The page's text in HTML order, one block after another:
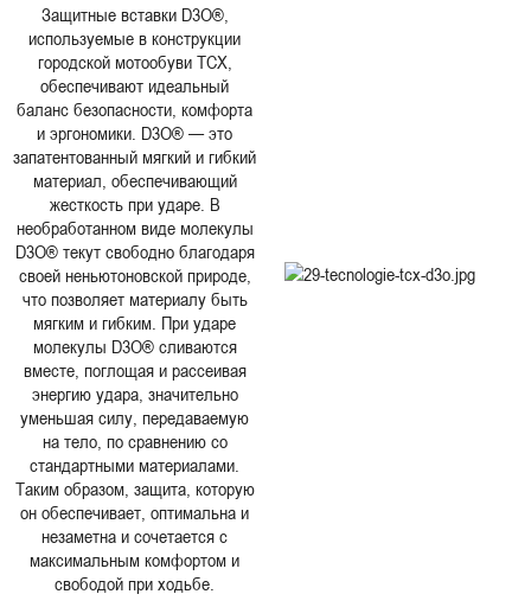
Защитные вставки D3O®,
используемые в конструкции
городской мотообуви TCX,
обеспечивают идеальный
баланс безопасности, комфорта
и эргономики. D3O® — это
запатентованный мягкий и гибкий
материал, обеспечивающий
жесткость при ударе. В
необработанном виде молекулы
D3O® текут свободно благодаря
своей неньютоновской природе,
что позволяет материалу быть
мягким и гибким. При ударе
молекулы D3O® сливаются
вместе, поглощая и рассеивая
энергию удара, значительно
уменьшая силу, передаваемую
на тело, по сравнению со
стандартными материалами.
Таким образом, защита, которую
он обеспечивает, оптимальна и
незаметна и сочетается с
максимальным комфортом и
свободой при ходьбе.